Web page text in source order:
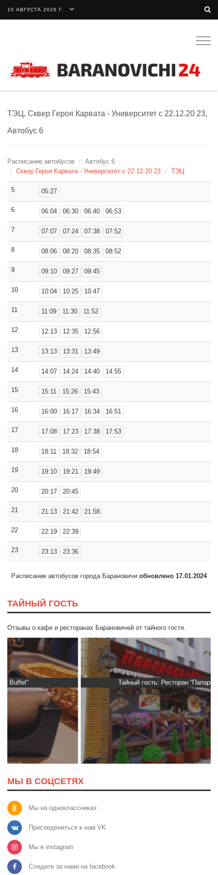
10 АВГУСТА 2026 Г.
ТЭЦ, Сквер Героя Карвата - Университет с 22.12.20 23,
Автобус 6
Расписание автобусов
Автобус 6
Сквер Героя Карвата - Университет с 22.12.20 23
ТЭЦ
5 05:27
6 06:04 06:30 06:40 06:53
7 07:07 07:24 07:38 07:52
8 08:06 08:20 08:35 08:52
9 09:10 09:27 09:45
10 10:04 10:25 10:47
11 11:09 11:30 11:52
12 12:13 12:35 12:56
13 13:13 13:31 13:49
14 14:07 14:24 14:40 14:55
15 15:11 15:26 15:43
16 16:00 16:17 16:34 16:51
17 17:08 17:23 17:38 17:53
18 18:11 18:32 18:54
19 19:10 19:21 19:49
20 20:17 20:45
21 21:13 21:42 21:58
22 22:19 22:39
23 23:13 23:36
Расписание автобусов города Барановичи обновлено 17.01.2024
ТАЙНЫЙ ГОСТЬ
Отзывы о кафе и ресторанах Барановичей от тайного гостя.
Тайный гость: Ресторан “Папараць Кветка”
МЫ В СОЦСЕТЯХ
Мы на одноклассниках
Присоедениться к нам VK
Мы в instagram
Следите за нами на facebook